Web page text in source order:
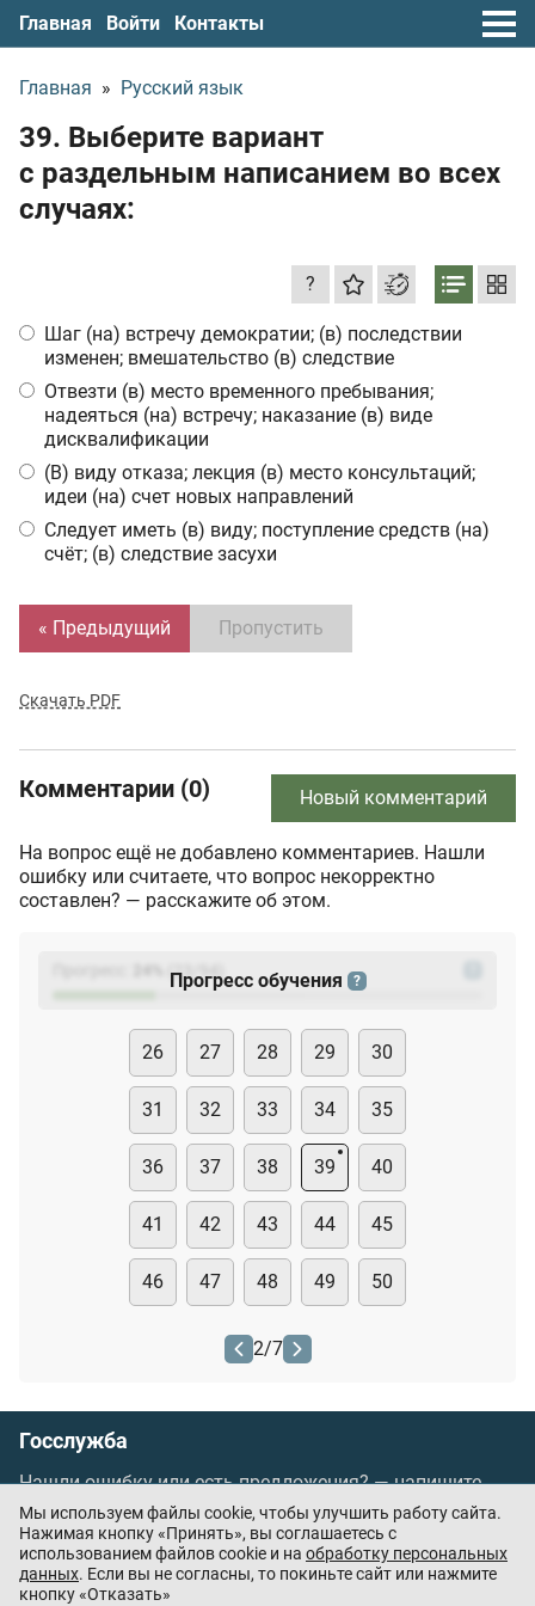
Главная Войти Контакты
Главная » Русский язык
39. Выберите вариант
с раздельным написанием во всех
случаях:
?
Шаг (на) встречу демократии; (в) последствии
изменен; вмешательство (в) следствие
Отвезти (в) место временного пребывания;
надеяться (на) встречу; наказание (в) виде
дисквалификации
(В) виду отказа; лекция (в) место консультаций;
идеи (на) счет новых направлений
Следует иметь (в) виду; поступление средств (на)
счёт; (в) следствие засухи
« Предыдущий Пропустить
Скачать PDF
Комментарии (0) Новый комментарий
На вопрос ещё не добавлено комментариев. Нашли
ошибку или считаете, что вопрос некорректно
составлен? — расскажите об этом.
(23
Прогресс обучения ?
26 27 28 29 30
31 32 33 34 35
36 37 38 39 40
41 42 43 44 45
46 47 48 49 50
2/7
Госслужба
Нашли ошибку или есть предложения? —напишите
нам
Порядок проведения оплаты по банковским
картам/Цены/Оферта
Мы используем файлы cookie, чтобы улучшить работу сайта.
Нажимая кнопку «Принять», вы соглашаетесь с
использованием файлов cookie и на обработку персональных
данных. Если вы не согласны, то покиньте сайт или нажмите
кнопку «Отказать»